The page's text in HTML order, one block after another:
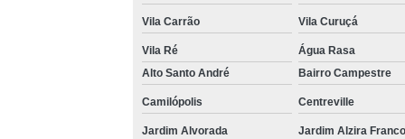
Vila Carrão Vila Curuçá
Vila Ré
Água Rasa
Alto Santo André
Bairro Campestre
Camilópolis Centreville
Jardim Alvorada Jardim Alzira Franco